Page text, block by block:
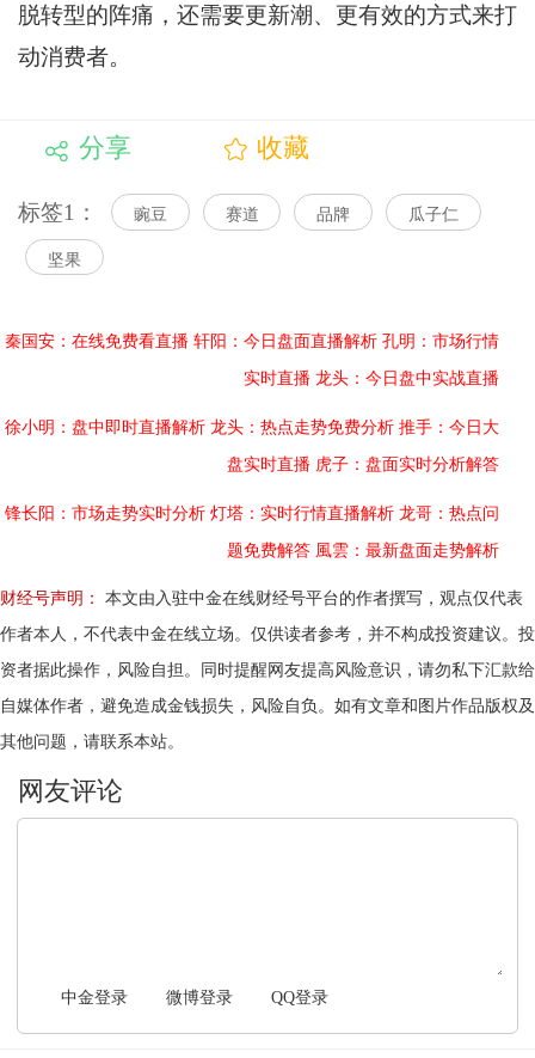
脱转型的阵痛，还需要更新潮、更有效的方式来打
动消费者。
分享 收藏
标签1： 豌豆 赛道 品牌 瓜子仁
坚果
秦国安：在线免费看直播 轩阳：今日盘面直播解析 孔明：市场行情
实时直播 龙头：今日盘中实战直播
徐小明：盘中即时直播解析 龙头：热点走势免费分析 推手：今日大
盘实时直播 虎子：盘面实时分析解答
锋长阳：市场走势实时分析 灯塔：实时行情直播解析 龙哥：热点问
题免费解答 風雲：最新盘面走势解析
财经号声明：
本文由入驻中金在线财经号平台的作者撰写，观点仅代表
作者本人，不代表中金在线立场。仅供读者参考，并不构成投资建议。投
资者据此操作，风险自担。同时提醒网友提高风险意识，请勿私下汇款给
自媒体作者，避免造成金钱损失，风险自负。如有文章和图片作品版权及
其他问题，请联系本站。
中金登录 微博登录 QQ登录